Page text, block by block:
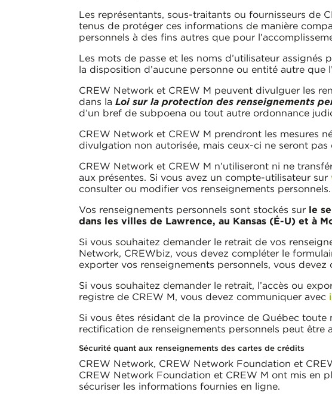
Les représentants, sous-traitants ou fournisseurs de
tenus de protéger ces informations de manière
personnels à des fins autres que pour
Les mots de passe et les noms d’utilisateur assignés
la disposition d’aucune personne ou entité autre
CREW Network et CREW M peuvent divulguer les
dans la Loi sur la protection des renseignements
d’un bref de subpoena ou tout autre ordonnance
CREW Network et CREW M prendront les mesures
divulgation non autorisée, mais ceux-ci ne seront
CREW Network et CREW M n’utiliseront ni ne
aux présentes. Si vous avez un compte-utilisateur sur
consulter ou modifier vos renseignements personnels.
Vos renseignements personnels sont stockés sur le
dans les villes de Lawrence, au Kansas (É-U) et à
Si vous souhaitez demander le retrait de vos
Network, CREWbiz, vous devez compléter le
exporter vos renseignements personnels, vous devez
Si vous souhaitez demander le retrait, l’accès ou
registre de CREW M, vous devez communiquer avec
Si vous êtes résidant de la province de Québec
rectification de renseignements personnels peut être
Sécurité quant aux renseignements des cartes de crédits
CREW Network, CREW Network Foundation et
CREW Network Foundation et CREW M ont mis en
sécuriser les informations fournies en ligne.